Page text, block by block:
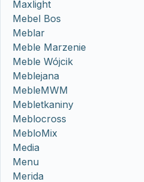
Maxlight
Mebel Bos
Meblar
Meble Marzenie
Meble Wójcik
Meblejana
MebleMWM
Mebletkaniny
Meblocross
MebloMix
Media
Menu
Merida